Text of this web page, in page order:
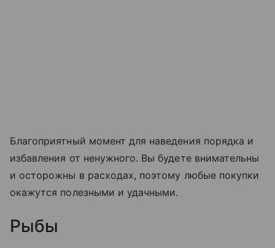
Благоприятный момент для наведения порядка и
избавления от ненужного. Вы будете внимательны
и осторожны в расходах, поэтому любые покупки
окажутся полезными и удачными.
Рыбы